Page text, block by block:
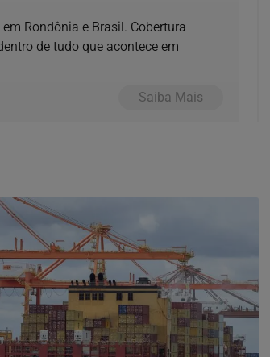
Rondônia e Brasil. Cobertura
de tudo que acontece em
Saiba Mais